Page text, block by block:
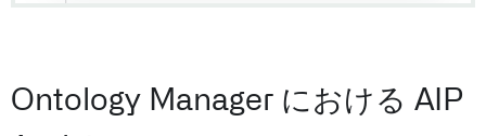
Ontology Manager における AIP